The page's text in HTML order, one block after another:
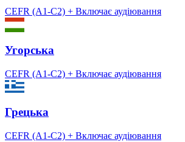
CEFR (A1-C2) + Включає аудіювання
Угорська
CEFR (A1-C2) + Включає аудіювання
Грецька
CEFR (A1-C2) + Включає аудіювання